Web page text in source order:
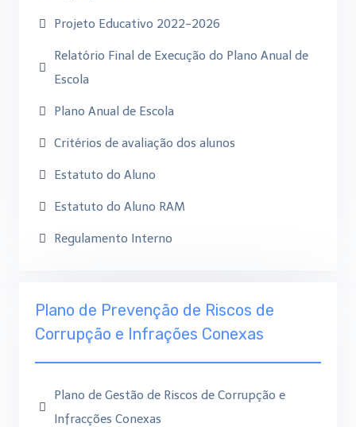
Projeto Educativo 2022-2026
Relatório Final de Execução do Plano Anual de
Escola
Plano Anual de Escola
Critérios de avaliação dos alunos
Estatuto do Aluno
Estatuto do Aluno RAM
Regulamento Interno
Plano de Prevenção de Riscos de
Corrupção e Infrações Conexas
Plano de Gestão de Riscos de Corrupção e
Infracções Conexas